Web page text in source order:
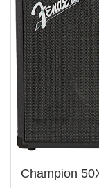
Champion